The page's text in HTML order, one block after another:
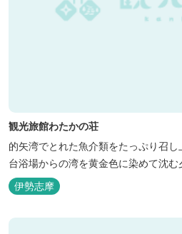
観光旅館わたかの荘
的矢湾でとれた魚介類をたっぷり召
台浴場からの湾を黄金色に染めて沈む
伊勢志摩